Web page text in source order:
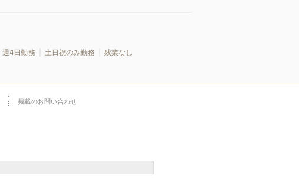
週4日勤務 土日祝のみ勤務
残業なし
掲載のお問い合わせ